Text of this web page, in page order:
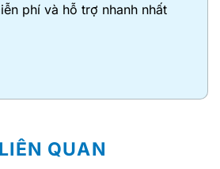
phí và hỗ trợ nhanh nhất
QUAN